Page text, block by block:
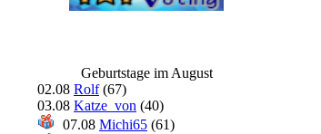
Geburtstage im August
02.08 Rolf(67)
03.08 Katze_von (40)
07.08 Michi65 (61)